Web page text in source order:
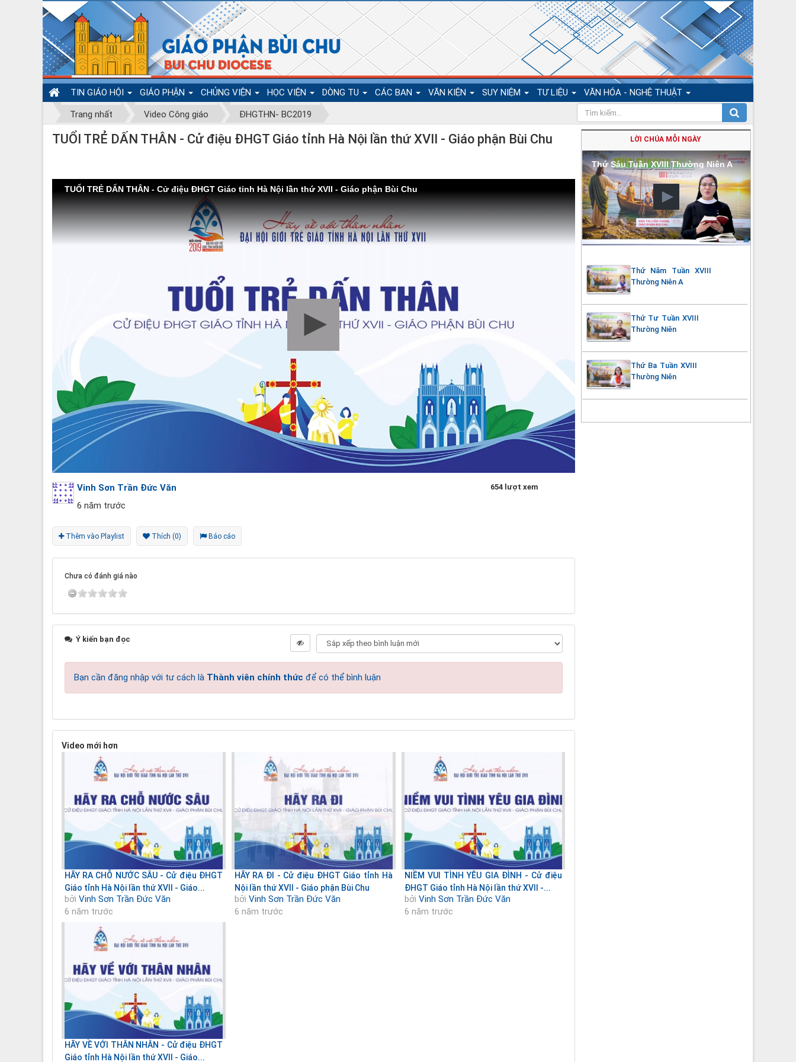
TIN GIÁO HỘI GIÁO PHẬN CHỦNG VIỆN HỌC VIỆN DÒNG TU CÁC BAN VĂN KIỆN SUY NIỆM TƯ LIỆU VĂN HÓA - NGHỆ THUẬT
Trang nhất Video Công giáo ĐHGTHN- BC2019
TUỔI TRẺ DẤN THÂN - Cử điệu ĐHGT Giáo tỉnh Hà Nội lần thứ XVII - Giáo phận Bùi Chu
TUỔI TRẺ DẤN THÂN - Cử điệu ĐHGT Giáo tỉnh Hà Nội lần thứ XVII - Giáo phận Bùi Chu
Vinh Sơn Trần Đức Văn
6 năm trước
654 lượt xem
Thêm vào Playlist Thích (0) Báo cáo
Chưa có đánh giá nào
Ý kiến bạn đọc
Bạn cần đăng nhập với tư cách là Thành viên chính thức để có thể bình luận
Video mới hơn
HÃY RA CHỖ NƯỚC SÂU - Cử điệu ĐHGT
Giáo tỉnh Hà Nội lần thứ XVII - Giáo...
bởi Vinh Sơn Trần Đức Văn
6 năm trước
HÃY RA ĐI - Cử điệu ĐHGT Giáo tỉnh Hà
Nội lần thứ XVII - Giáo phận Bùi Chu
bởi Vinh Sơn Trần Đức Văn
6 năm trước
NIỀM VUI TÌNH YÊU GIA ĐÌNH - Cử điệu
ĐHGT Giáo tỉnh Hà Nội lần thứ XVII -...
bởi Vinh Sơn Trần Đức Văn
6 năm trước
HÃY VỀ VỚI THÂN NHÂN - Cử điệu ĐHGT
Giáo tỉnh Hà Nội lần thứ XVII - Giáo...
LỜI CHÚA MỖI NGÀY
Thứ Sáu Tuần XVIII Thường Niên A
Thứ Năm Tuần XVIII
Thường Niên A
Thứ Tư Tuần XVIII
Thường Niên
Thứ Ba Tuần XVIII
Thường Niên